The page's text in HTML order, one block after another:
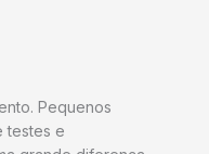
Pequenos
testes e